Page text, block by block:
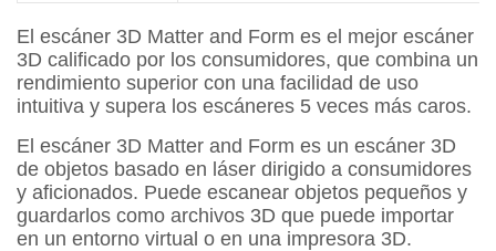
El escáner 3D Matter and Form es el mejor escáner
3D calificado por los consumidores, que combina un
rendimiento superior con una facilidad de uso
intuitiva y supera los escáneres 5 veces más caros.
El escáner 3D Matter and Form es un escáner 3D
de objetos basado en láser dirigido a consumidores
y aficionados. Puede escanear objetos pequeños y
guardarlos como archivos 3D que puede importar
en un entorno virtual o en una impresora 3D.